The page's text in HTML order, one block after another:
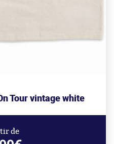
Tour vintage white
de